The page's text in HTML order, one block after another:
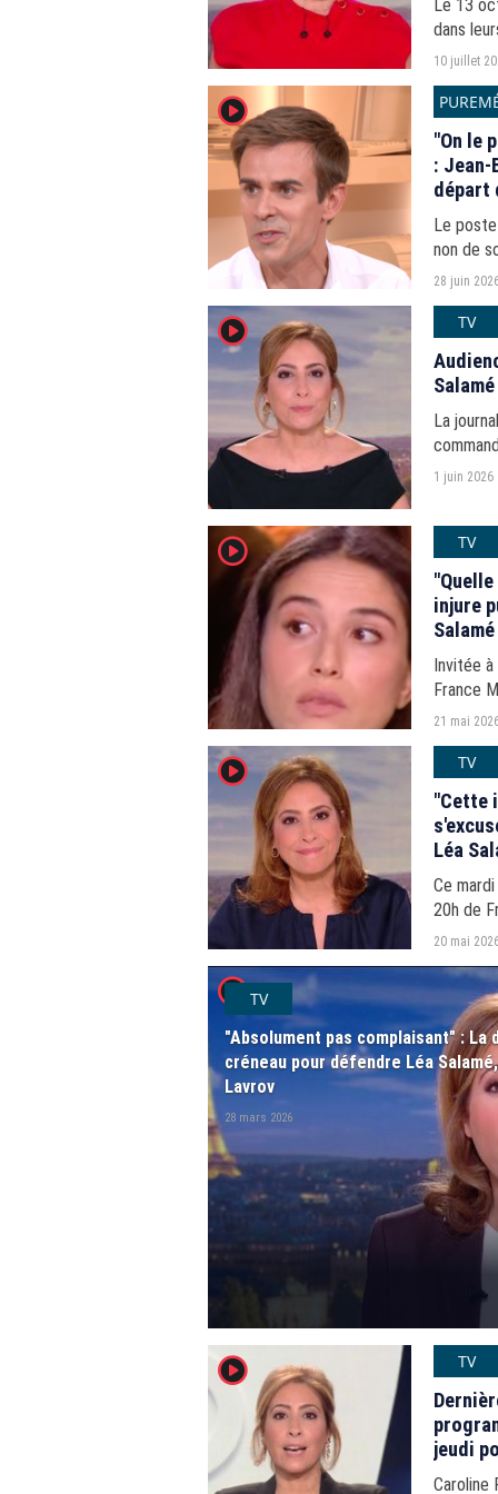
Le 13
dans
de la
10 juillet
player2
"On le
:
départ
Le
non de
28 juin
player2 TV
La
1 juin 2026
player2 TV
injure
Salamé
Invitée
France
21 mai
player2 TV
"Cette
Léa
Ce
20h de
20 mai
player2TV
"Absolument pas complaisant" :
créneau pour défendre Léa
Lavrov
28 mars 2026
player2 TV
jeudi
Allisio
Caroline